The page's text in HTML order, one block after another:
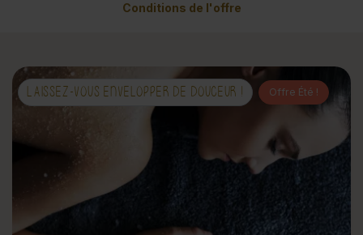
Conditions de l'offre
LAISSEZ-VOUS ENVELOPPER DE DOUCEUR ! Offre Été !